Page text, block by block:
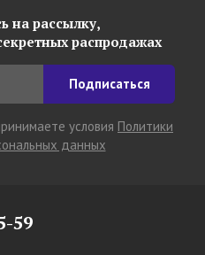
на рассылку,
распродажах
Подписаться
условия Политики
данных
59